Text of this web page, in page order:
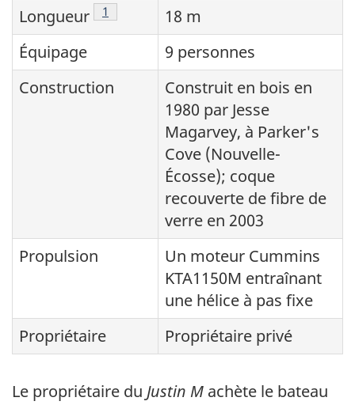
Longueur
Note de bas de page
1
18 m
Équipage
9 personnes
Construction
Construit en bois en
1980 par Jesse
Magarvey, à Parker's
Cove (Nouvelle-
Écosse); coque
recouverte de fibre de
verre en 2003
Propulsion
Un moteur Cummins
KTA1150M entraînant
une hélice à pas fixe
Propriétaire
Propriétaire privé
Le propriétaire du Justin M achète le bateau